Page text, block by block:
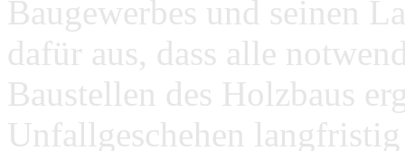
Baugewerbes und seinen
dafür aus, dass alle
Baustellen des Holzbaus
Unfallgeschehen